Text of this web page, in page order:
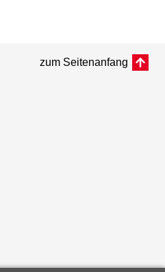
zum Seitenanfang